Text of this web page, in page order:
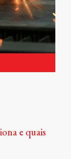
e quais